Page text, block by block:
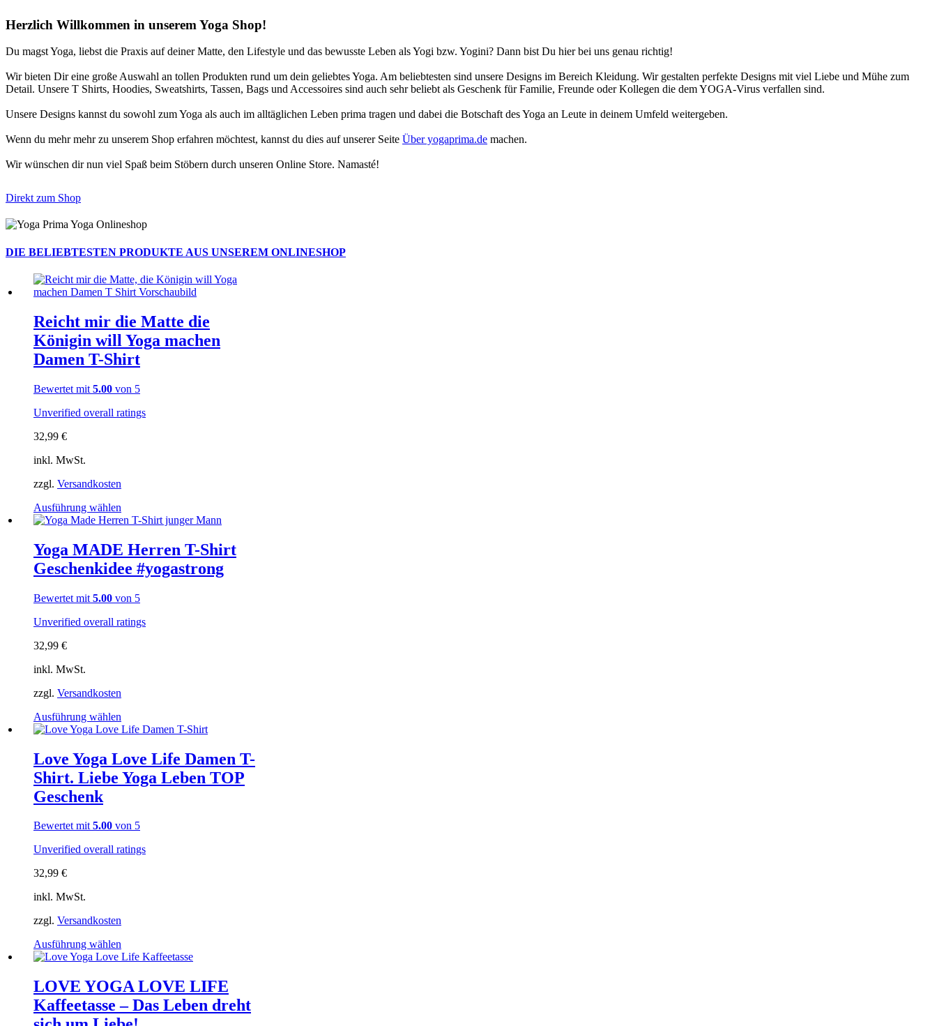
Herzlich Willkommen in unserem Yoga Shop!
Du magst Yoga, liebst die Praxis auf deiner Matte, den Lifestyle und das bewusste Leben als Yogi bzw. Yogini? Dann bist Du hier bei uns genau richtig!
Wir bieten Dir eine große Auswahl an tollen Produkten rund um dein geliebtes Yoga. Am beliebtesten sind unsere Designs im Bereich Kleidung. Wir gestalten perfekte Designs mit viel Liebe und Mühe zum
Detail. Unsere T Shirts, Hoodies, Sweatshirts, Tassen, Bags und Accessoires sind auch sehr beliebt als Geschenk für Familie, Freunde oder Kollegen die dem YOGA-Virus verfallen sind.
Unsere Designs kannst du sowohl zum Yoga als auch im alltäglichen Leben prima tragen und dabei die Botschaft des Yoga an Leute in deinem Umfeld weitergeben.
Wenn du mehr mehr zu unserem Shop erfahren möchtest, kannst du dies auf unserer Seite Über yogaprima.de machen.
Wir wünschen dir nun viel Spaß beim Stöbern durch unseren Online Store. Namasté!
Direkt zum Shop
DIE BELIEBTESTEN PRODUKTE AUS UNSEREM ONLINESHOP
Reicht mir die Matte die
Königin will Yoga machen
Damen T-Shirt
Bewertet mit 5.00 von 5
Unverified overall ratings
32,99 €
inkl. MwSt.
zzgl. Versandkosten
Ausführung wählen
Produkt
mehrere
Varianten
auf.
Optionen
können
auf
Yoga MADE Herren T-Shirt
Geschenkidee #yogastrong
Bewertet mit 5.00 von 5
Unverified overall ratings
32,99 €
inkl. MwSt.
zzgl. Versandkosten
Ausführung wählen
Produkt
mehrere
Varianten
auf.
auf
Produktseite
Love Yoga Love Life Damen T-
Shirt. Liebe Yoga Leben TOP
Geschenk
Bewertet mit5.00 von 5
Unverified overall ratings
32,99 €
inkl. MwSt.
zzgl. Versandkosten
Ausführung wählen
Produkt
mehrere
Varianten
auf.
Die
LOVE YOGA LOVE LIFE
Kaffeetasse – Das Leben dreht